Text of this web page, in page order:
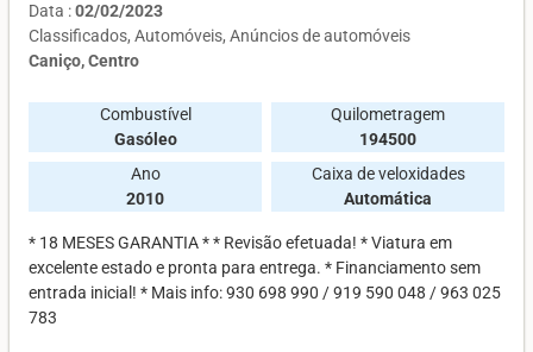
Data :02/02/2023
Classificados Automóveis Anúncios de automóveis
Caniço, Centro
Combustível
Gasóleo
Quilometragem
194500
Ano
2010
Caixa de veloxidades
Automática
* 18 MESES GARANTIA * * Revisão efetuada! * Viatura em
excelente estado e pronta para entrega. * Financiamento sem
entrada inicial! * Mais info: 930 698 990 / 919 590 048 / 963 025
783